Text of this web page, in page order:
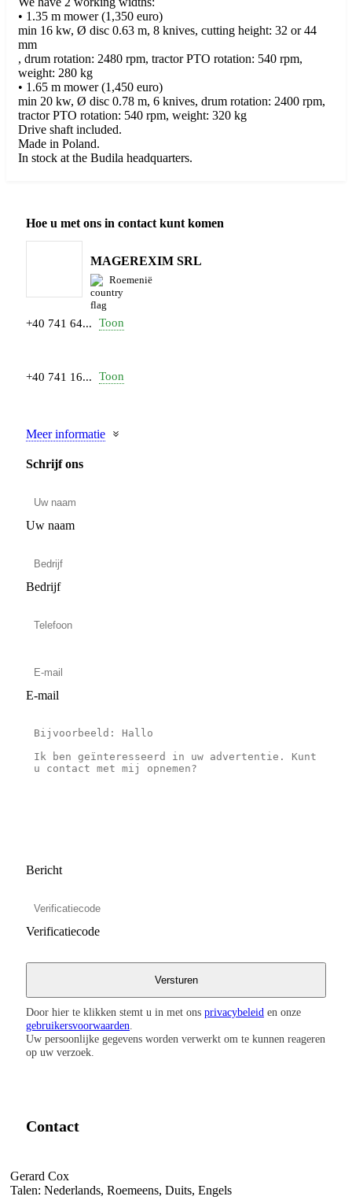
• 1.35 m mower (1,350 euro)
min 16 kw, Ø disc 0.63 m, 8 knives, cutting height: 32 or 44
mm
, drum rotation: 2480 rpm, tractor PTO rotation: 540 rpm,
weight: 280 kg
• 1.65 m mower (1,450 euro)
min 20 kw, Ø disc 0.78 m, 6 knives, drum rotation: 2400 rpm,
tractor PTO rotation: 540 rpm, weight: 320 kg
Drive shaft included.
Made in Poland.
In stock at the Budila headquarters.
Hoe u met ons in contact kunt komen
MAGEREXIM SRL
Roemenië
+40 741 64... Toon
+40 741 16... Toon
Meer informatie
Schrijf ons
Uw naam
Bedrijf
E-mail
Bericht
Verificatiecode
Door hier te klikken stemt u in met ons privacybeleid en onze
gebruikersvoorwaarden
Uw persoonlijke gegevens worden verwerkt om te kunnen reageren
op uw verzoek.
Contact
Gerard Cox
Talen: Nederlands, Roemeens, Duits, Engels